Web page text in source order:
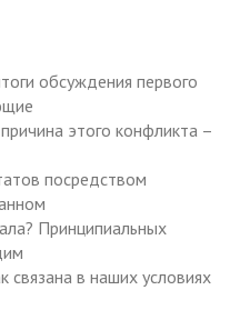
обсуждения первого
этого конфликта –
посредством
Принципиальных
связана в наших условиях